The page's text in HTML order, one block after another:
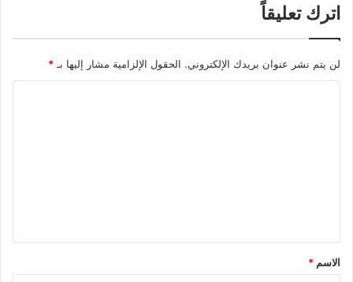
اترك تعليقاً
لن يتم نشر عنوان بريدك الإلكتروني. الحقول الإلزامية مشار إليها بـ*
*
الاسم *